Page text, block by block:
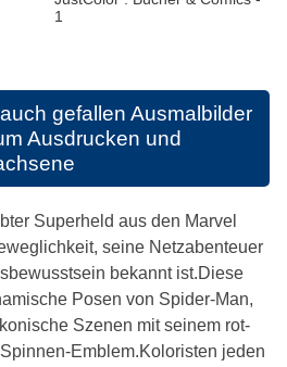
1
gefallen Ausmalbilder
Ausdrucken und
Superheld aus den Marvel
seine Netzabenteuer
bekannt ist.Diese
Posen von Spider-Man,
Szenen mit seinem rot-
Emblem.Koloristen jeden